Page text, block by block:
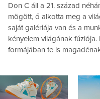
Don C áll a 21. század
mögött, ő alkotta meg a
saját galériája van és a
kényelem világának
formájában te is